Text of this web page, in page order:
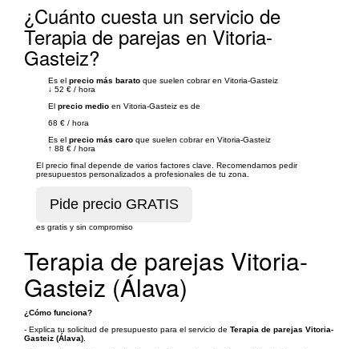
¿Cuánto cuesta un servicio de
Terapia de parejas en Vitoria-
Gasteiz?
Es el precio más barato que suelen cobrar en Vitoria-Gasteiz
↓ 52 € / hora
El precio medio en Vitoria-Gasteiz es de
68 € / hora
Es el precio más caro que suelen cobrar en Vitoria-Gasteiz
↑ 88 € / hora
El precio final depende de varios factores clave. Recomendamos pedir
presupuestos personalizados a profesionales de tu zona.
es gratis y sin compromiso
Terapia de parejas Vitoria-
Gasteiz (Álava)
¿Cómo funciona?
- Explica tu solicitud de presupuesto para el servicio de Terapia de parejas Vitoria-
Gasteiz (Álava)